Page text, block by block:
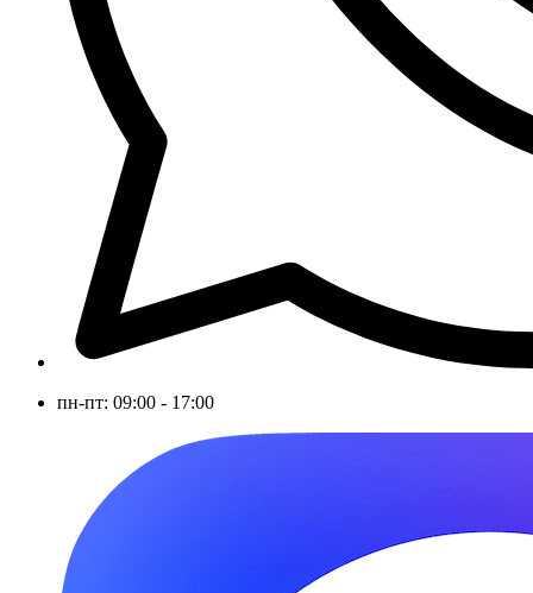
пн-пт: 09:00 - 17:00